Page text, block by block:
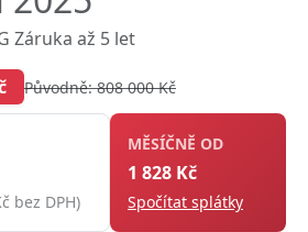
Záruka až 5 let
Původně: 808 000 Kč
bez DPH)
MĚSÍČNĚ OD
1 828 Kč
Spočítat splátky